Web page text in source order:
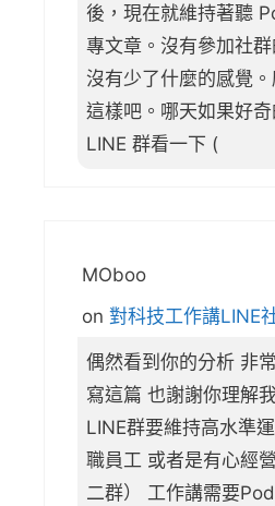
後，現在就維持著聽
專文章。沒有參加社
沒有少了什麼的感覺
這樣吧。哪天如果好
LINE 群看一下 (
MOboo
on 對科技工作講LINE
偶然看到你的分析 非
寫這篇 也謝謝你理解
LINE群要維持高水準
職員工 或者是有心經
二群） 工作講需要